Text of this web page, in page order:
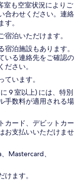
室も空室状況によりご
合わせください。連絡
。
泊いただけます。
泊施設もあります。
いる連絡先をご確認の
さい。
います。
9 室以上) には、特別
手数料が適用される場
カード、デビットカー
お支払いいただけませ
Mastercard、
ます。